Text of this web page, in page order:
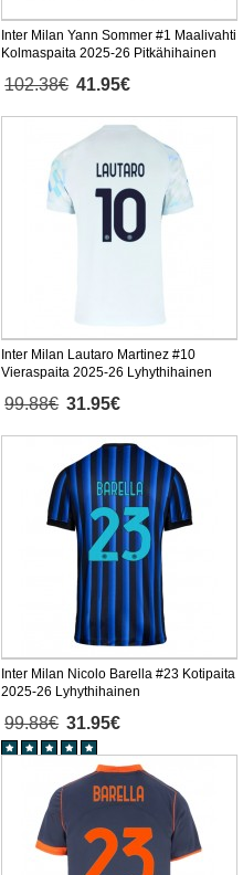
Inter Milan Yann Sommer #1 Maalivahti
Kolmaspaita 2025-26 Pitkähihainen
102.38€ 41.95€
Inter Milan Lautaro Martinez #10
Vieraspaita 2025-26 Lyhythihainen
99.88€ 31.95€
Inter Milan Nicolo Barella #23 Kotipaita
2025-26 Lyhythihainen
99.88€ 31.95€